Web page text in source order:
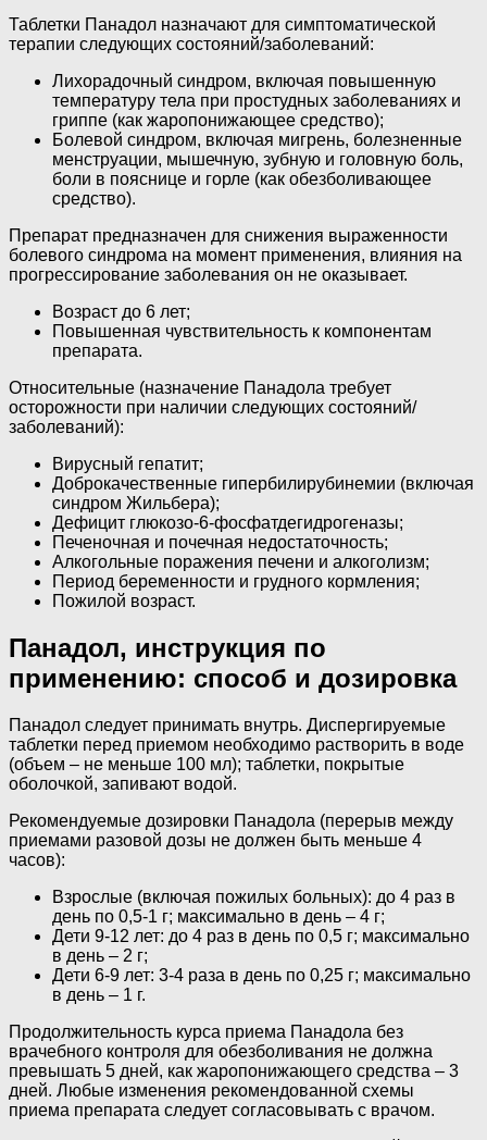
Таблетки Панадол назначают для симптоматической
терапии следующих состояний/заболеваний:
Лихорадочный синдром, включая повышенную
температуру тела при простудных заболеваниях и
гриппе (как жаропонижающее средство);
Болевой синдром, включая мигрень, болезненные
менструации, мышечную, зубную и головную боль,
боли в пояснице и горле (как обезболивающее
средство).
Препарат предназначен для снижения выраженности
болевого синдрома на момент применения, влияния на
прогрессирование заболевания он не оказывает.
Возраст до 6 лет;
Повышенная чувствительность к компонентам
препарата.
Относительные (назначение Панадола требует
осторожности при наличии следующих состояний/
заболеваний):
Вирусный гепатит;
Доброкачественные гипербилирубинемии (включая
синдром Жильбера);
Дефицит глюкозо-6-фосфатдегидрогеназы;
Печеночная и почечная недостаточность;
Алкогольные поражения печени и алкоголизм;
Период беременности и грудного кормления;
Пожилой возраст.
Панадол, инструкция по
применению: способ и дозировка
Панадол следует принимать внутрь. Диспергируемые
таблетки перед приемом необходимо растворить в воде
(объем – не меньше 100 мл); таблетки, покрытые
оболочкой, запивают водой.
Рекомендуемые дозировки Панадола (перерыв между
приемами разовой дозы не должен быть меньше 4
часов):
Взрослые (включая пожилых больных): до 4 раз в
день по 0,5-1 г; максимально в день – 4 г;
Дети 9-12 лет: до 4 раз в день по 0,5 г; максимально
в день – 2 г;
Дети 6-9 лет: 3-4 раза в день по 0,25 г; максимально
в день – 1 г.
Продолжительность курса приема Панадола без
врачебного контроля для обезболивания не должна
превышать 5 дней, как жаропонижающего средства – 3
дней. Любые изменения рекомендованной схемы
приема препарата следует согласовывать с врачом.